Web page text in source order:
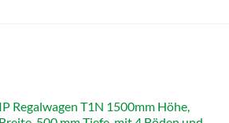
Regalwagen T1N 1500mm Höhe,